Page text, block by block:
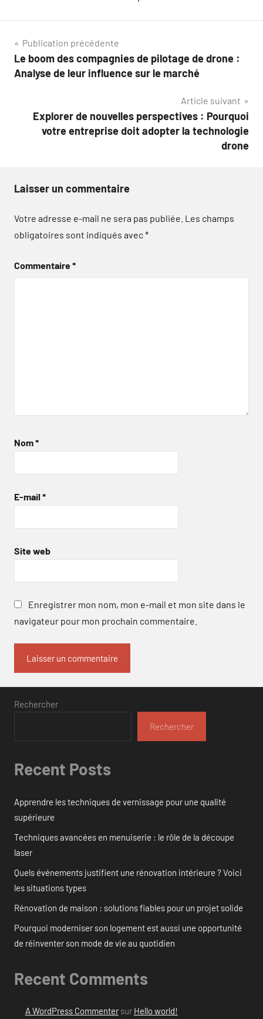
Navigation
de
Publication précédente
Le boom des compagnies de pilotage de drone :
Analyse de leur influence sur le marché
Article suivant
Explorer de nouvelles perspectives : Pourquoi
votre entreprise doit adopter la technologie
drone
Laisser un commentaire
Votre adresse e-mail ne sera pas publiée. Les champs
obligatoires sont indiqués avec*
Commentaire*
Nom*
E-mail *
Site web
Enregistrer mon nom, mon e-mail et mon site dans le
navigateur pour mon prochain commentaire.
Rechercher
Rechercher
Recent Posts
Apprendre les techniques de vernissage pour une qualité
supérieure
Techniques avancées en menuiserie : le rôle de la découpe
laser
Quels événements justifient une rénovation intérieure ? Voici
les situations types
Rénovation de maison : solutions fiables pour un projet solide
Pourquoi moderniser son logement est aussi une opportunité
de réinventer son mode de vie au quotidien
Recent Comments
A WordPress Commentersur Hello world!